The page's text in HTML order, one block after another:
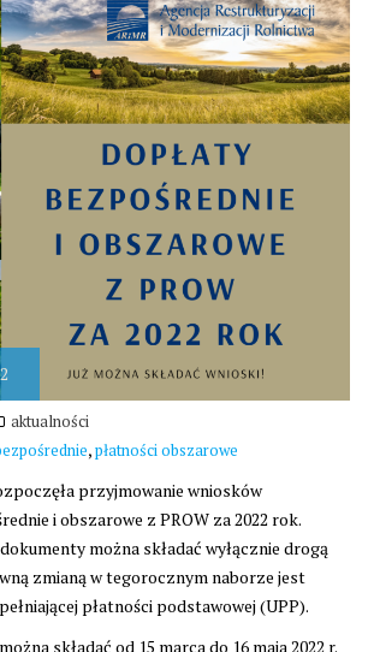
aktualności
,płatności obszarowe
przyjmowanie wniosków
i obszarowe z PROW za 2022 rok.
można składać wyłącznie drogą
zmianą w tegorocznym naborze jest
płatności podstawowej (UPP).
składać od 15 marca do 16 maja 2022 r.